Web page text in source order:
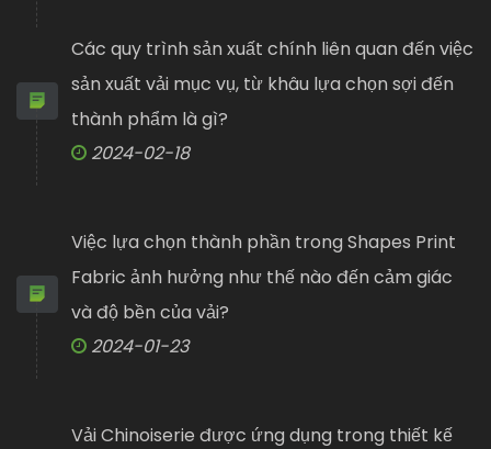
Các quy trình sản xuất chính liên quan đến việc
sản xuất vải mục vụ, từ khâu lựa chọn sợi đến
thành phẩm là gì?
2024-02-18
Việc lựa chọn thành phần trong Shapes Print
Fabric ảnh hưởng như thế nào đến cảm giác
và độ bền của vải?
2024-01-23
Vải Chinoiserie được ứng dụng trong thiết kế